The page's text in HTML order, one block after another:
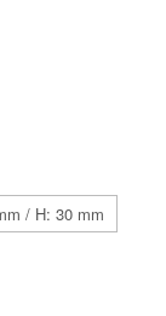
/ H: 30 mm